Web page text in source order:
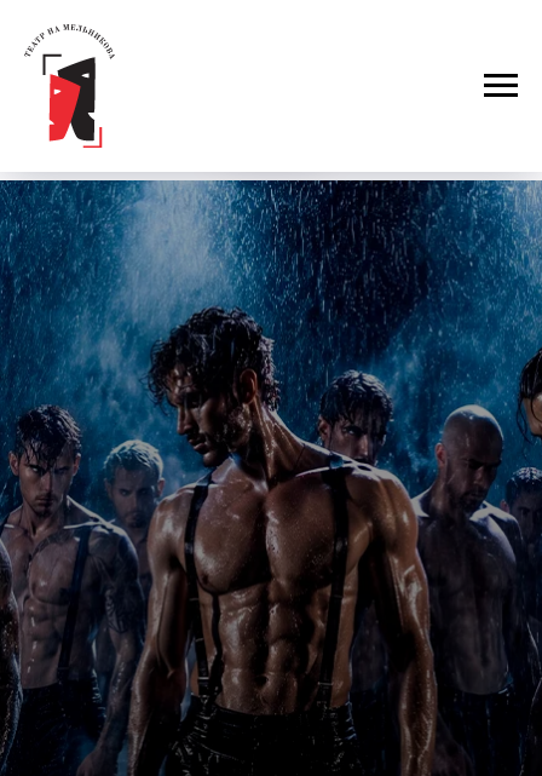
Покупка билетов на все спектакли